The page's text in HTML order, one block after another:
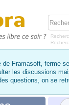
Framasoft, ferme
les discussions
questions, on se